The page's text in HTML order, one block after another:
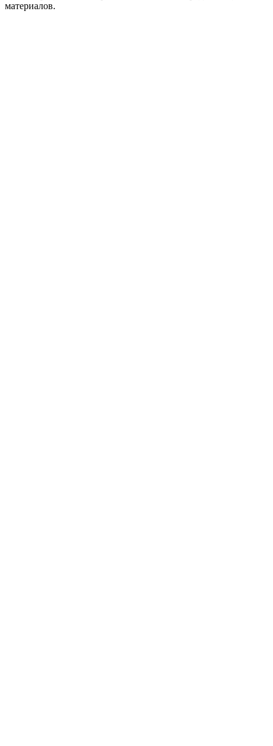
материалов.